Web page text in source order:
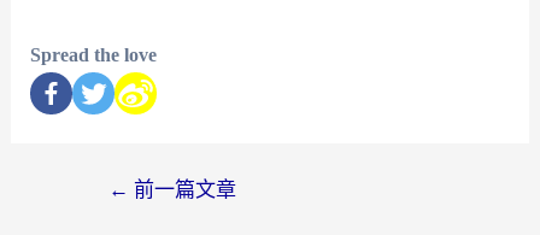
Spread the love
← 前一篇文章